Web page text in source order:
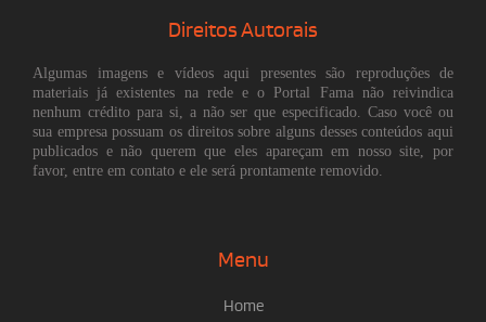
Direitos Autorais
Algumas imagens e vídeos aqui presentes são reproduções de
materiais já existentes na rede e o Portal Fama não reivindica
nenhum crédito para si, a não ser que especificado. Caso você ou
sua empresa possuam os direitos sobre alguns desses conteúdos aqui
publicados e não querem que eles apareçam em nosso site, por
favor, entre em contato e ele será prontamente removido.
Menu
Home